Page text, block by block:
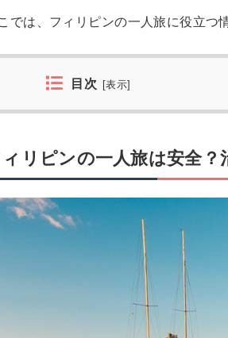
では、フィリピンの一人旅に役立つ
目次 [表示]
リピンの一人旅は安全？